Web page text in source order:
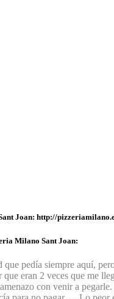
Joan: http://
Milano Sant Joan:
que pedía siempre aquí,
eran 2 veces que me
con venir a